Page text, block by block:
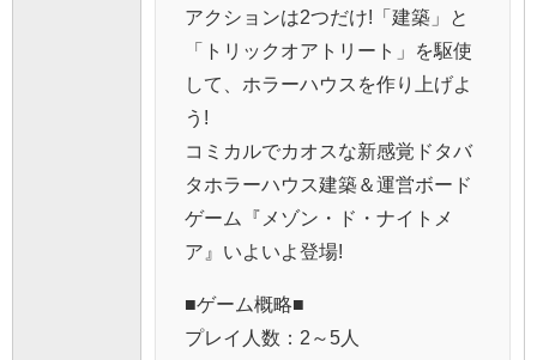
アクションは2つだけ!「建築」と
「トリックオアトリート」を駆使
して、ホラーハウスを作り上げよ
う!
コミカルでカオスな新感覚ドタバ
タホラーハウス建築＆運営ボード
ゲーム『メゾン・ド・ナイトメ
ア』いよいよ登場!
■ゲーム概略■
プレイ人数：2～5人